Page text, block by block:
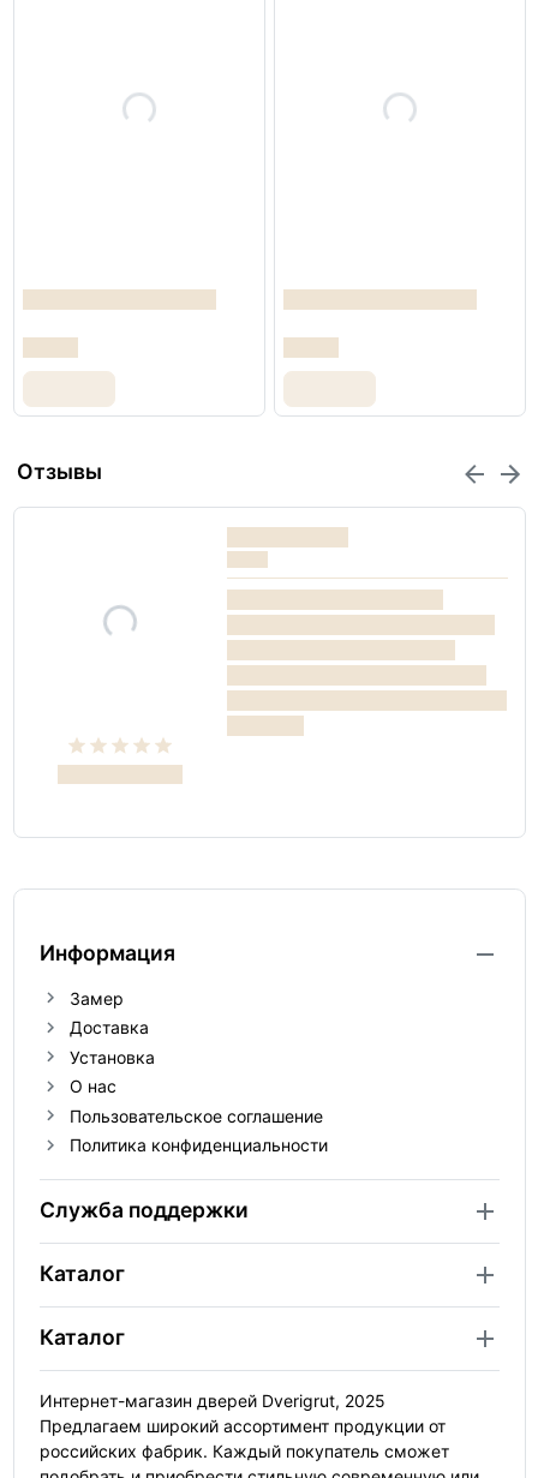
Отзывы
Информация
Замер
Доставка
Установка
О нас
Пользовательское соглашение
Политика конфиденциальности
Служба поддержки
Каталог
Каталог
Интернет-магазин дверей Dverigrut, 2025
Предлагаем широкий ассортимент продукции от
российских фабрик. Каждый покупатель сможет